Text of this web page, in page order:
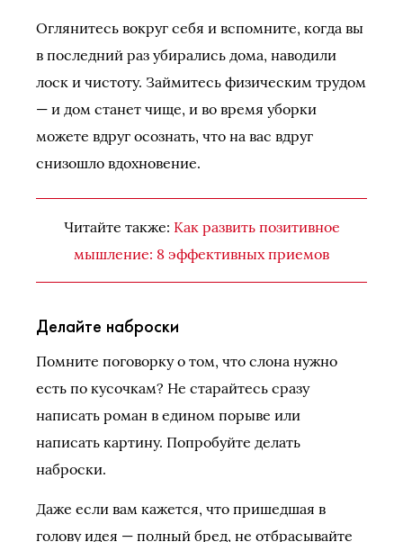
Оглянитесь вокруг себя и вспомните, когда вы
в последний раз убирались дома, наводили
лоск и чистоту. Займитесь физическим трудом
— и дом станет чище, и во время уборки
можете вдруг осознать, что на вас вдруг
снизошло вдохновение.
Читайте также: Как развить позитивное
мышление: 8 эффективных приемов
Делайте наброски
Помните поговорку о том, что слона нужно
есть по кусочкам? Не старайтесь сразу
написать роман в едином порыве или
написать картину. Попробуйте делать
наброски.
Даже если вам кажется, что пришедшая в
голову идея — полный бред, не отбрасывайте